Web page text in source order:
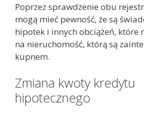
Poprzez sprawdzenie obu
mogą mieć pewność, że są
hipotek i innych obciążeń, które
na nieruchomość, którą są
kupnem.
Zmiana kwoty kredytu
hipotecznego